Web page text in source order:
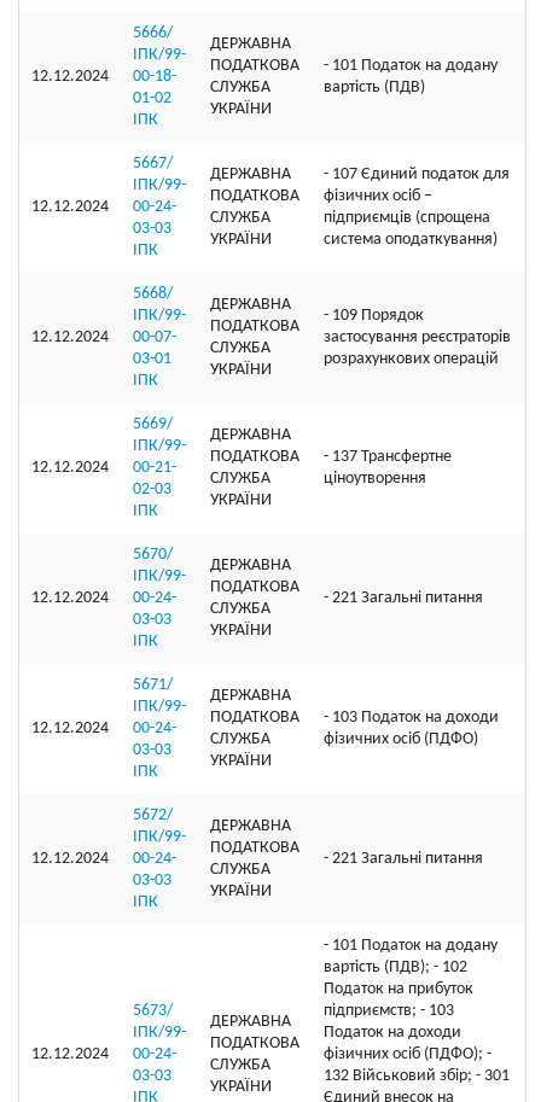
12.12.2024
5666/
ІПК/99-
00-18-
01-02
ІПК
ДЕРЖАВНА
ПОДАТКОВА
СЛУЖБА
УКРАЇНИ
- 101 Податок на додану
вартість (ПДВ)
12.12.2024
5667/
ІПК/99-
00-24-
03-03
ІПК
ДЕРЖАВНА
ПОДАТКОВА
СЛУЖБА
УКРАЇНИ
- 107 Єдиний податок для
фізичних осіб –
підприємців (спрощена
система оподаткування)
12.12.2024
5668/
ІПК/99-
00-07-
03-01
ІПК
ДЕРЖАВНА
ПОДАТКОВА
СЛУЖБА
УКРАЇНИ
- 109 Порядок
застосування реєстраторів
розрахункових операцій
12.12.2024
5669/
ІПК/99-
00-21-
02-03
ІПК
ДЕРЖАВНА
ПОДАТКОВА
СЛУЖБА
УКРАЇНИ
- 137 Трансфертне
ціноутворення
12.12.2024
5670/
ІПК/99-
00-24-
03-03
ІПК
ДЕРЖАВНА
ПОДАТКОВА
СЛУЖБА
УКРАЇНИ
- 221 Загальні питання
12.12.2024
5671/
ІПК/99-
00-24-
03-03
ІПК
ДЕРЖАВНА
ПОДАТКОВА
СЛУЖБА
УКРАЇНИ
- 103 Податок на доходи
фізичних осіб (ПДФО)
12.12.2024
5672/
ІПК/99-
00-24-
03-03
ІПК
ДЕРЖАВНА
ПОДАТКОВА
СЛУЖБА
УКРАЇНИ
- 221 Загальні питання
12.12.2024
5673/
ІПК/99-
00-24-
03-03
ІПК
ДЕРЖАВНА
ПОДАТКОВА
СЛУЖБА
УКРАЇНИ
- 101 Податок на додану
вартість (ПДВ); - 102
Податок на прибуток
підприємств; - 103
Податок на доходи
фізичних осіб (ПДФО); -
132 Військовий збір; - 301
Єдиний внесок на